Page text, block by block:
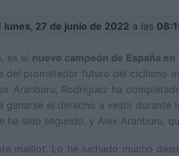
lunes, 27 de junio de 2022 a las
es el nuevo campeón de España en
del prometedor futuro del ciclismo
Aranburu, Rodríguez ha
ganarse el derecho a vestir
ha sido segundo, y Alex Aranburu,
maillot. Lo he luchado mucho